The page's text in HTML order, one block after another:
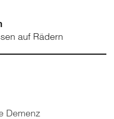
auf Rädern
Demenz